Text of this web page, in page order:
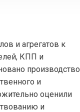
и агрегатов к
КПП и
производство
и
оценили
и